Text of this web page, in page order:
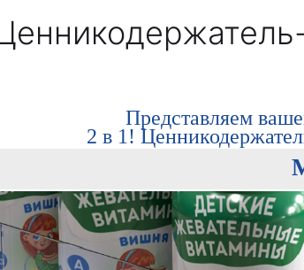
Представляем
2 в 1!